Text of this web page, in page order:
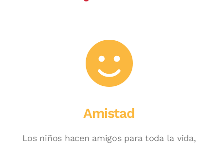
Amistad
Los niños hacen amigos para toda la vida,